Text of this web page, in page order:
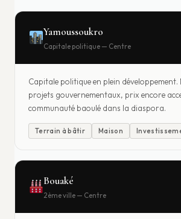
Yamoussoukro
Capitale politique — Centre
Capitale politique en plein développement.
projets gouvernementaux, prix encore
communauté baoulé dans la diaspora.
Terrain à bâtir Maison
Bouaké
2ème ville — Centre